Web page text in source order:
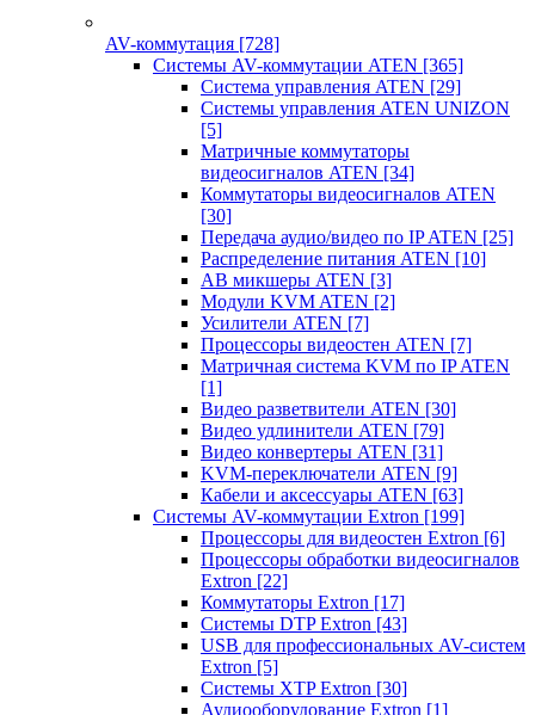
AV-коммутация [728]
Системы AV-коммутации ATEN [365]
Система управления ATEN [29]
Системы управления ATEN UNIZON
[5]
Матричные коммутаторы
видеосигналов ATEN [34]
Коммутаторы видеосигналов ATEN
[30]
Передача аудио/видео по IP ATEN [25]
Распределение питания ATEN [10]
АВ микшеры ATEN [3]
Модули KVM ATEN [2]
Усилители ATEN [7]
Процессоры видеостен ATEN [7]
Матричная система KVM по IP ATEN
[1]
Видео разветвители ATEN [30]
Видео удлинители ATEN [79]
Видео конвертеры ATEN [31]
KVM-переключатели ATEN [9]
Кабели и аксессуары ATEN [63]
Системы AV-коммутации Extron [199]
Процессоры для видеостен Extron [6]
Процессоры обработки видеосигналов
Extron [22]
Коммутаторы Extron [17]
Системы DTP Extron [43]
USB для профессиональных AV-систем
Extron [5]
Системы XTP Extron [30]
Аудиооборудование Extron [1]